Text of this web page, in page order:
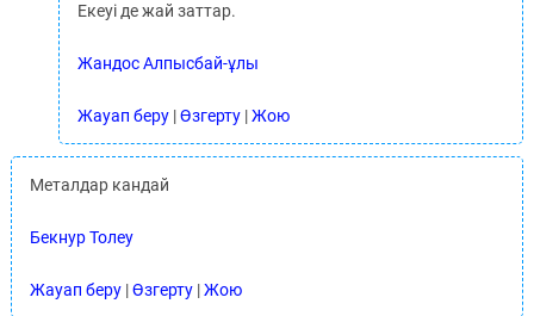
Екеуі де жай заттар.
Жандос Алпысбай-ұлы
Жауап беру|Өзгерту|Жою
Металдар кандай
Бекнур Толеу
Жауап беру|Өзгерту|Жою